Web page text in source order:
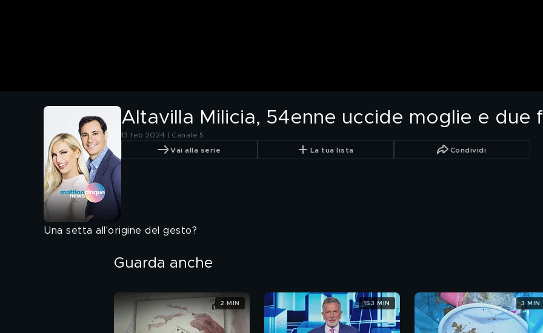
Altavilla Milicia, 54enne uccide moglie e due
13 feb 2024 | Canale 5
Vai alla serie La tua lista Condividi
Una setta all'origine del gesto?
Guarda anche
2 MIN 153 MIN 3 MIN